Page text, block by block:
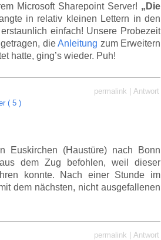
Microsoft Sharepoint Server! „Die
in relativ kleinen Lettern in den
einfach! Unsere Probezeit
dieAnleitung zum Erweitern
hatte, ging’s wieder. Puh!
permalink | Antwort
( 5 )
(Haustüre) nach Bonn
dem Zug befohlen, weil dieser
konnte. Nach einer Stunde im
dem nächsten, nicht ausgefallenen
permalink | Antwort